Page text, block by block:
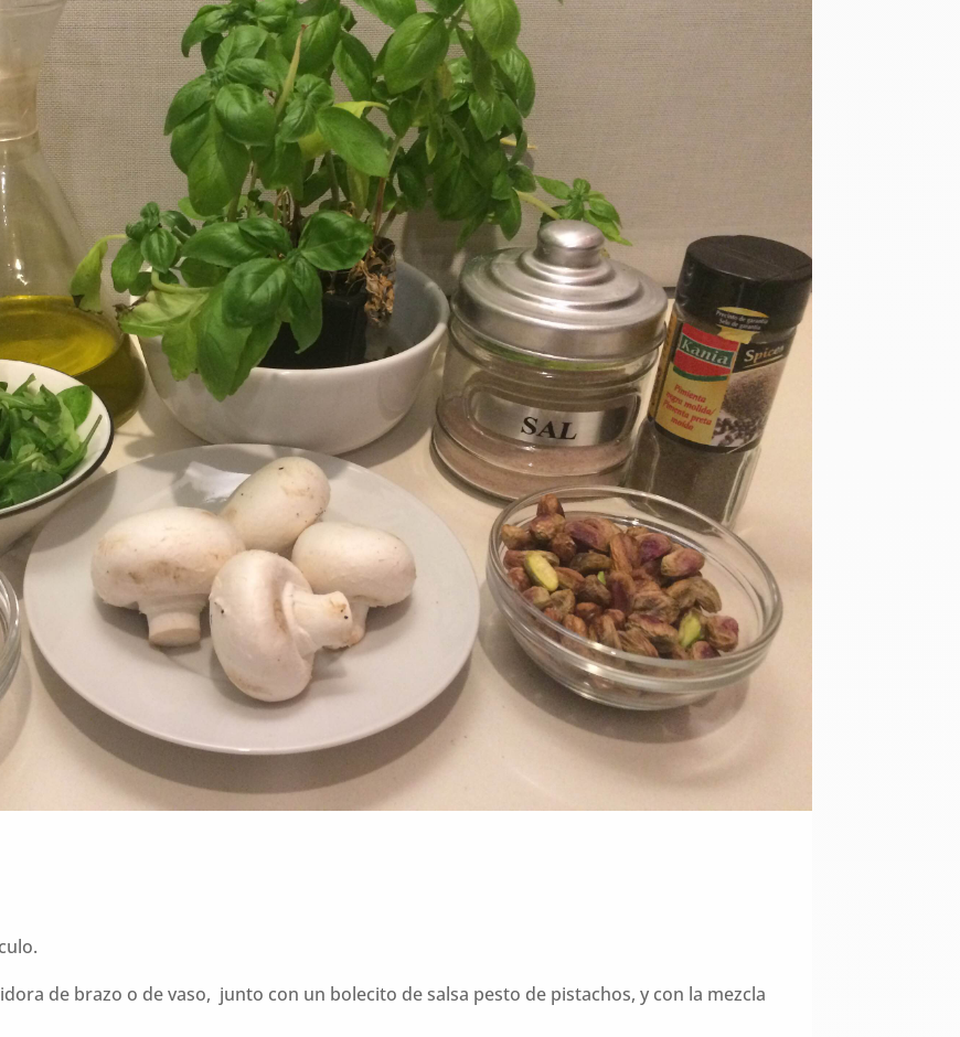
de brazo o de vaso, junto con un bolecito de salsa pesto de pistachos, y con la mezcla